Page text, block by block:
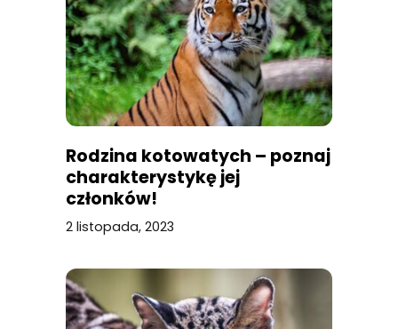
Rodzina kotowatych – poznaj
charakterystykę jej
członków!
2 listopada, 2023